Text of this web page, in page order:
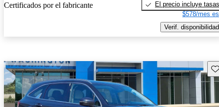
Certificados por el fabricante
El precio incluye tasas
$578/mes
Verif. disponibilidad